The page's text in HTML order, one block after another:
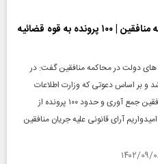
پیگیری دولت سیزدهم برای محاکمه منافقین | ۱۰۰ پرونده به قوه قضائیه
دولت در محاکمه منافقین گفت: در
و بر اساس دعوتی که وزارت اطلاعات
انجام داد، اسناد مربوط به جنایت‌های منافقین جمع آوری و حدود ۱۰۰ پرونده از
آرای قانونی علیه جریان منافقین